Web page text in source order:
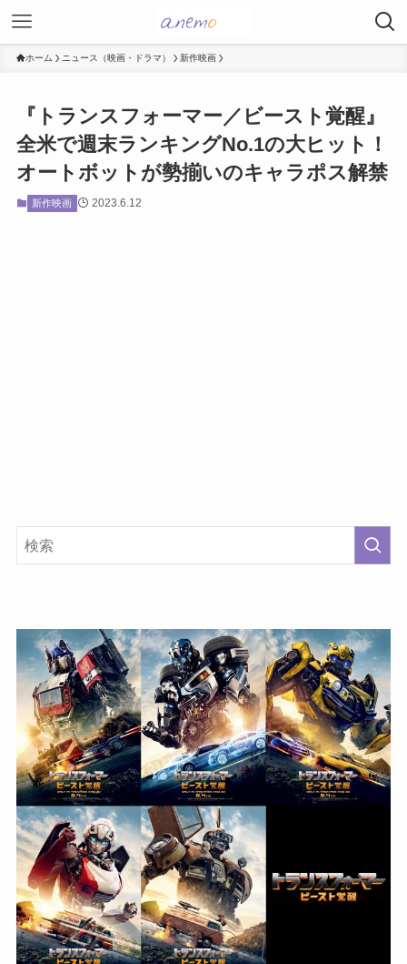
ホーム ニュース（映画・ドラマ） 新作映画
『トランスフォーマー／ビースト覚醒』
全米で週末ランキングNo.1の大ヒット！
オートボットが勢揃いのキャラポス解禁
新作映画 2023.6.12